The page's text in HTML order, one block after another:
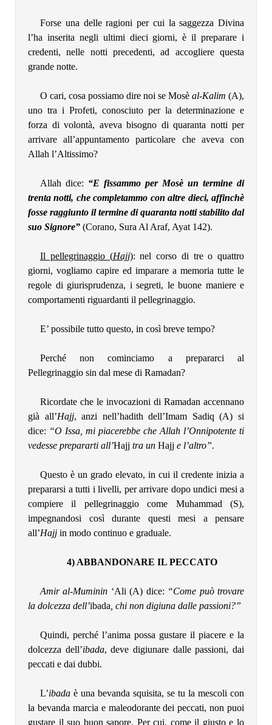
Forse una delle ragioni per cui la saggezza Divina
l’ha inserita negli ultimi dieci giorni, è il preparare i
credenti, nelle notti precedenti, ad accogliere questa
grande notte.
O cari, cosa possiamo dire noi se Mosè al-Kalim (A),
uno tra i Profeti, conosciuto per la determinazione e
forza di volontà, aveva bisogno di quaranta notti per
arrivare all’appuntamento particolare che aveva con
Allah l’Altissimo?
Allah dice: “E fissammo per Mosè un termine di
trenta notti, che completammo con altre dieci, affinchè
fosse raggiunto il termine di quaranta notti stabilito dal
suo Signore” (Corano, Sura Al Araf, Ayat 142).
Il pellegrinaggio (Hajj): nel corso di tre o quattro
giorni, vogliamo capire ed imparare a memoria tutte le
regole di giurisprudenza, i segreti, le buone maniere e
comportamenti riguardanti il pellegrinaggio.
E’ possibile tutto questo, in così breve tempo?
Perché non cominciamo a prepararci al
Pellegrinaggio sin dal mese di Ramadan?
Ricordate che le invocazioni di Ramadan accennano
già all’Hajj, anzi nell’hadith dell’Imam Sadiq (A) si
dice: “O Issa, mi piacerebbe che Allah l’Onnipotente ti
vedesse prepararti all’Hajj tra un Hajj e l’altro”.
Questo è un grado elevato, in cui il credente inizia a
prepararsi a tutti i livelli, per arrivare dopo undici mesi a
compiere il pellegrinaggio come Muhammad (S),
impegnandosi così durante questi mesi a pensare
all’Hajj in modo continuo e graduale.
4) ABBANDONARE IL PECCATO
Amir al-Muminin ‘Ali (A) dice: “Come può trovare
la dolcezza dell’ibada , chi non digiuna dalle passioni?”
Quindi, perché l’anima possa gustare il piacere e la
dolcezza dell’ibada, deve digiunare dalle passioni, dai
peccati e dai dubbi.
L’ibada è una bevanda squisita, se tu la mescoli con
la bevanda marcia e maleodorante dei peccati, non puoi
gustare il suo buon sapore. Per cui, come il giusto e lo